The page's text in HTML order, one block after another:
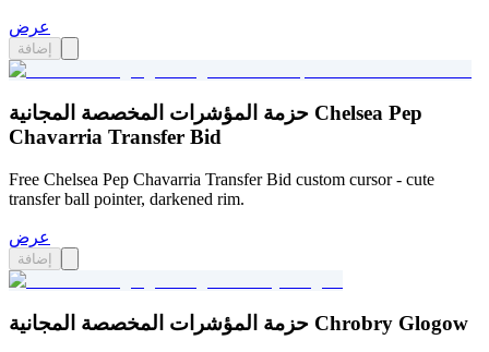
عرض
إضافة
حزمة المؤشرات المخصصة المجانية Chelsea Pep
Chavarria Transfer Bid
Free Chelsea Pep Chavarria Transfer Bid custom cursor - cute
transfer ball pointer, darkened rim.
عرض
إضافة
حزمة المؤشرات المخصصة المجانية Chrobry Glogow